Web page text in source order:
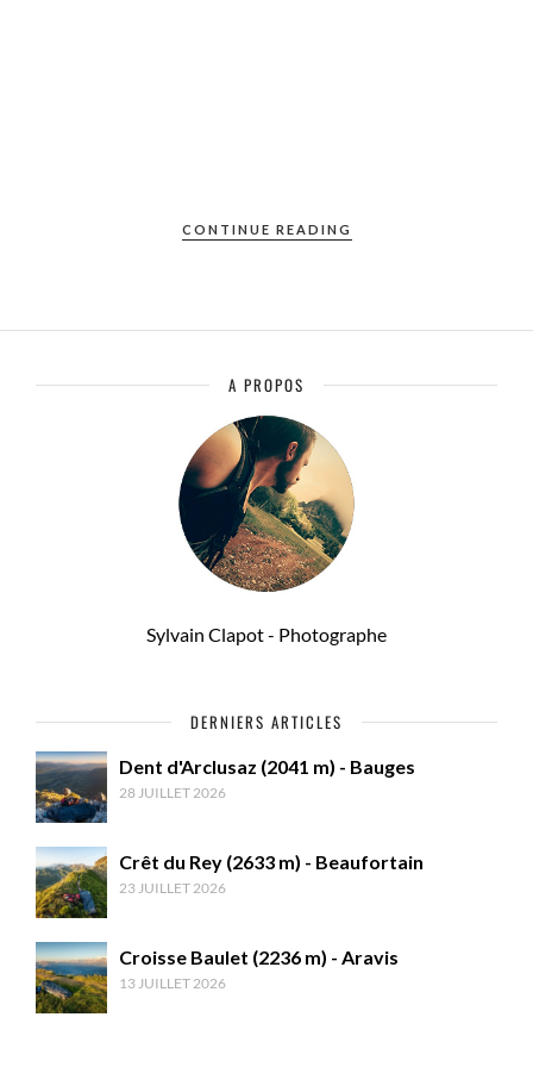
CONTINUE READING
A PROPOS
Sylvain Clapot - Photographe
DERNIERS ARTICLES
Dent d'Arclusaz (2041 m) - Bauges
28 JUILLET 2026
Crêt du Rey (2633 m) - Beaufortain
23 JUILLET 2026
Croisse Baulet (2236 m) - Aravis
13 JUILLET 2026